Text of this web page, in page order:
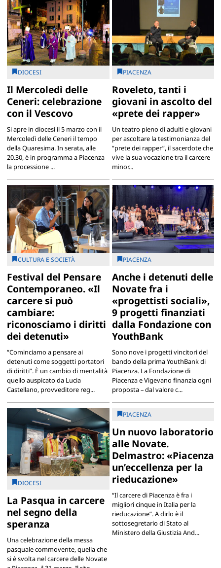
DIOCESI
Il Mercoledì delle
Ceneri: celebrazione
con il Vescovo
Si apre in diocesi il 5 marzo con il
Mercoledì delle Ceneri il tempo
della Quaresima. In serata, alle
20.30, è in programma a Piacenza
la processione ...
PIACENZA
Roveleto, tanti i
giovani in ascolto del
«prete dei rapper»
Un teatro pieno di adulti e giovani
per ascoltare la testimonianza del
“prete dei rapper”, il sacerdote che
vive la sua vocazione tra il carcere
minor...
CULTURA E SOCIETÀ
Festival del Pensare
Contemporaneo. «Il
carcere si può
cambiare:
riconosciamo i diritti
dei detenuti»
“Cominciamo a pensare ai
detenuti come soggetti portatori
di diritti”. È un cambio di mentalità
quello auspicato da Lucia
Castellano, provveditore reg...
PIACENZA
Anche i detenuti delle
Novate fra i
«progettisti sociali»,
9 progetti finanziati
dalla Fondazione con
YouthBank
Sono nove i progetti vincitori del
bando della prima YouthBank di
Piacenza. La Fondazione di
Piacenza e Vigevano finanzia ogni
proposta – dal valore c...
DIOCESI
La Pasqua in carcere
nel segno della
speranza
Una celebrazione della messa
pasquale commovente, quella che
si è svolta nel carcere delle Novate
PIACENZA
Un nuovo laboratorio
alle Novate.
Delmastro: «Piacenza
un’eccellenza per la
rieducazione»
“Il carcere di Piacenza è fra i
migliori cinque in Italia per la
rieducazione”. A dirlo è il
sottosegretario di Stato al
Ministero della Giustizia And...